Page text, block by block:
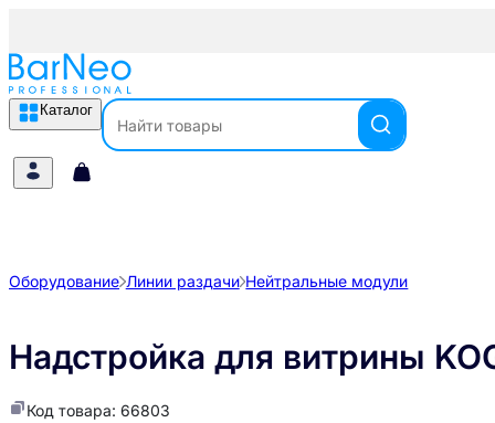
Каталог
Оборудование Линии раздачи Нейтральные модули
Надстройка для витрины
Код товара: 66803